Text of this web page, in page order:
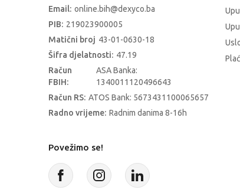
Email: online.bih@dexyco.ba
PIB: 219023900005
Matični broj 43-01-0630-18
Šifra djelatnosti: 47.19
Račun
FBIH:
ASA Banka:
1340011120496643
Račun RS: ATOS Bank: 5673431100065657
Radno vrijeme: Radnim danima 8-16h
Povežimo se!